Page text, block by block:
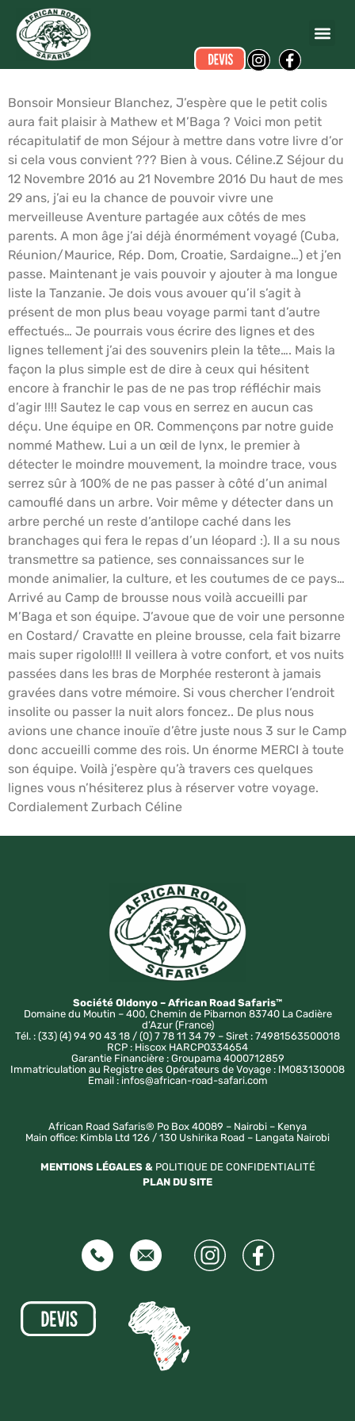
Céline ZURBACH
Dates du voyage : du 12/11/2016 au 22/11/2016
Bonsoir Monsieur Blanchez, J’espère que le petit colis
aura fait plaisir à Mathew et M’Baga ? Voici mon petit
récapitulatif de mon Séjour à mettre dans votre livre d’or
si cela vous convient ??? Bien à vous. Céline.Z Séjour du
12 Novembre 2016 au 21 Novembre 2016 Du haut de mes
29 ans, j’ai eu la chance de pouvoir vivre une
merveilleuse Aventure partagée aux côtés de mes
parents. A mon âge j’ai déjà énormément voyagé (Cuba,
Réunion/Maurice, Rép. Dom, Croatie, Sardaigne…) et j’en
passe. Maintenant je vais pouvoir y ajouter à ma longue
liste la Tanzanie. Je dois vous avouer qu’il s’agit à
présent de mon plus beau voyage parmi tant d’autre
effectués… Je pourrais vous écrire des lignes et des
lignes tellement j’ai des souvenirs plein la tête…. Mais la
façon la plus simple est de dire à ceux qui hésitent
encore à franchir le pas de ne pas trop réfléchir mais
d’agir !!!! Sautez le cap vous en serrez en aucun cas
déçu. Une équipe en OR. Commençons par notre guide
nommé Mathew. Lui a un œil de lynx, le premier à
détecter le moindre mouvement, la moindre trace, vous
serrez sûr à 100% de ne pas passer à côté d’un animal
camouflé dans un arbre. Voir même y détecter dans un
arbre perché un reste d’antilope caché dans les
branchages qui fera le repas d’un léopard :). Il a su nous
transmettre sa patience, ses connaissances sur le
monde animalier, la culture, et les coutumes de ce pays…
Arrivé au Camp de brousse nous voilà accueilli par
M’Baga et son équipe. J’avoue que de voir une personne
en Costard/ Cravatte en pleine brousse, cela fait bizarre
mais super rigolo!!!! Il veillera à votre confort, et vos nuits
passées dans les bras de Morphée resteront à jamais
gravées dans votre mémoire. Si vous chercher l’endroit
insolite ou passer la nuit alors foncez.. De plus nous
avions une chance inouïe d’être juste nous 3 sur le Camp
donc accueilli comme des rois. Un énorme MERCI à toute
son équipe. Voilà j’espère qu’à travers ces quelques
lignes vous n’hésiterez plus à réserver votre voyage.
Cordialement Zurbach Céline
Société Oldonyo – African Road Safaris™
Domaine du Moutin – 400, Chemin de Pibarnon 83740 La Cadière
d’Azur (France)
Tél. : (33) (4) 94 90 43 18 / (0) 7 78 11 34 79 – Siret : 74981563500018
RCP : Hiscox HARCP0334654
Garantie Financière : Groupama 4000712859
Immatriculation au Registre des Opérateurs de Voyage : IM083130008
Email : infos@african-road-safari.com
African Road Safaris® Po Box 40089 – Nairobi – Kenya
Main office: Kimbla Ltd 126 / 130 Ushirika Road – Langata Nairobi
MENTIONS LÉGALES & POLITIQUE DE CONFIDENTIALITÉ
PLAN DU SITE